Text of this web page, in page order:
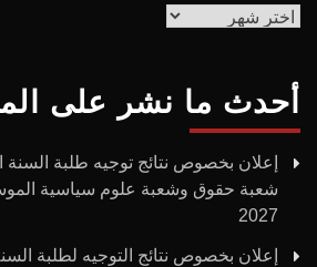
الأرشيف
أحدث ما نشر على
2027
إعلان بخصوص نتائج التوجيه لطلبة السنة